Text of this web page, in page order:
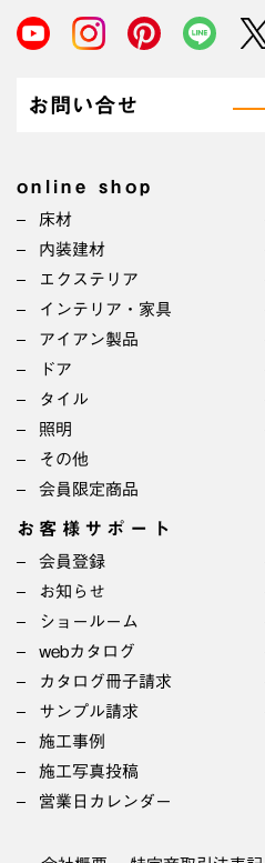
お問い合せ
online shop
床材
内装建材
エクステリア
インテリア・家具
アイアン製品
ドア
タイル
照明
その他
会員限定商品
お客様サポート
会員登録
お知らせ
ショールーム
webカタログ
カタログ冊子請求
サンプル請求
施工事例
施工写真投稿
営業日カレンダー